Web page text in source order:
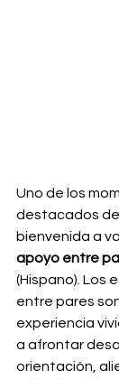
Uno de los
destacados
bienvenida a
apoyo entre
(Hispano). Los
entre pares
experiencia
a afrontar
orientación,